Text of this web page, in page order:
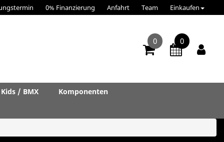
0% Finanzierung Anfahrt Team Einkaufen
0 0
Kids / BMX
Komponenten